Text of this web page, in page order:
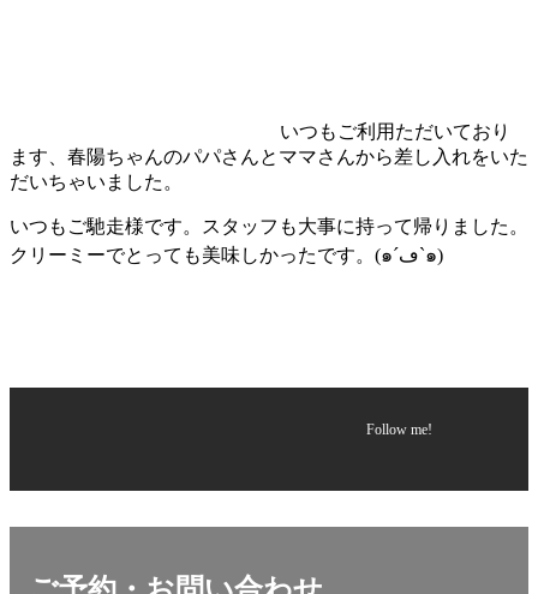
いつもご利用ただいており
ます、春陽ちゃんのパパさんとママさんから差し入れをいた
だいちゃいました。
いつもご馳走様です。スタッフも大事に持って帰りました。
クリーミーでとっても美味しかったです。(๑´ڡ`๑)
Follow me!